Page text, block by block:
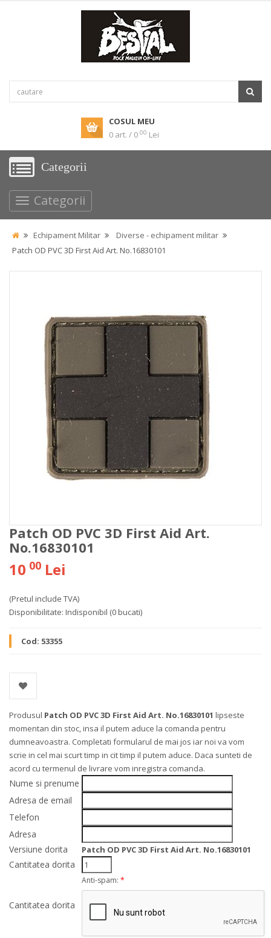
COSUL MEU
0 art. / 0 00 Lei
Categorii
Categorii
Echipament Militar
Diverse - echipament militar
Patch OD PVC 3D First Aid Art. No.16830101
Patch OD PVC 3D First Aid Art.
No.16830101
10 00 Lei
(Pretul include TVA)
Disponibilitate: Indisponibil (0 bucati)
Cod: 53355
Produsul Patch OD PVC 3D First Aid Art. No.16830101 lipseste
momentan din stoc, insa il putem aduce la comanda pentru
dumneavoastra. Completati formularul de mai jos iar noi va vom
scrie in cel mai scurt timp in cit timp il putem aduce. Daca sunteti de
acord cu termenul de livrare vom inregistra comanda.
Nume si prenume
Adresa de email
Telefon
Adresa
Versiune dorita
Patch OD PVC 3D First Aid Art. No.16830101
Cantitatea dorita
Cantitatea dorita
Anti-spam: *